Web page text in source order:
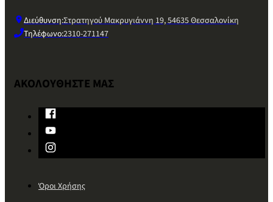
Διεύθυνση:Στρατηγού Μακρυγιάννη 19, 54635 Θεσσαλονίκη
Τηλέφωνο:2310-271147
ΑΚΟΛΟΥΘΗΣΤΕ ΜΑΣ
Όροι Χρήσης